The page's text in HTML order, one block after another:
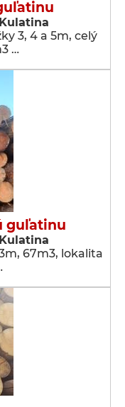
3, 4 a 5m, celý
…
guľatinu
67m3, lokalita